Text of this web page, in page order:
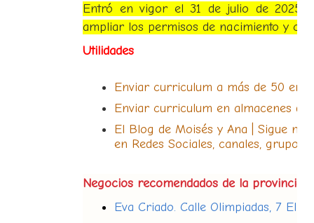
Entró en vigor el 31 de julio de 2025,
ampliar los permisos de nacimiento y
Utilidades
Enviar curriculum a más de 50
Enviar curriculum en almacenes de
El Blog de Moisés y Ana | Sigue
en Redes Sociales, canales, grupos...
Negocios recomendados de la provincia
Eva Criado. Calle Olimpiadas, 7 El